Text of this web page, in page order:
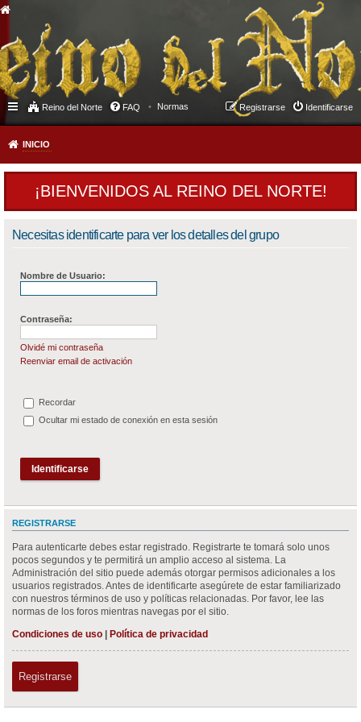
Reino del Norte FAQ Normas Identificarse
Registrarse
INICIO
¡BIENVENIDOS AL REINO DEL NORTE!
Necesitas identificarte para ver los detalles del grupo
Nombre de Usuario:
Contraseña:
Olvidé mi contraseña
Reenviar email de activación
Recordar
Ocultar mi estado de conexión en esta sesión
REGISTRARSE
Para autenticarte debes estar registrado. Registrarte te tomará solo unos
pocos segundos y te permitirá un amplio acceso al sistema. La
Administración del sitio puede además otorgar permisos adicionales a los
usuarios registrados. Antes de identificarte asegúrete de estar familiarizado
con nuestros términos de uso y políticas relacionadas. Por favor, lee las
normas de los foros mientras navegas por el sitio.
Condiciones de uso
Política de privacidad
Registrarse